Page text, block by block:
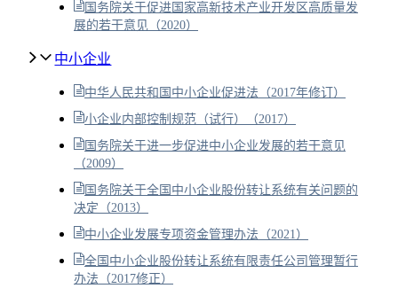
国务院关于促进国家高新技术产业开发区高质量发
展的若干意见（2020）
中小企业
中华人民共和国中小企业促进法（2017年修订）
小企业内部控制规范（试行）（2017）
国务院关于进一步促进中小企业发展的若干意见
（2009）
国务院关于全国中小企业股份转让系统有关问题的
决定（2013）
中小企业发展专项资金管理办法（2021）
全国中小企业股份转让系统有限责任公司管理暂行
办法（2017修正）